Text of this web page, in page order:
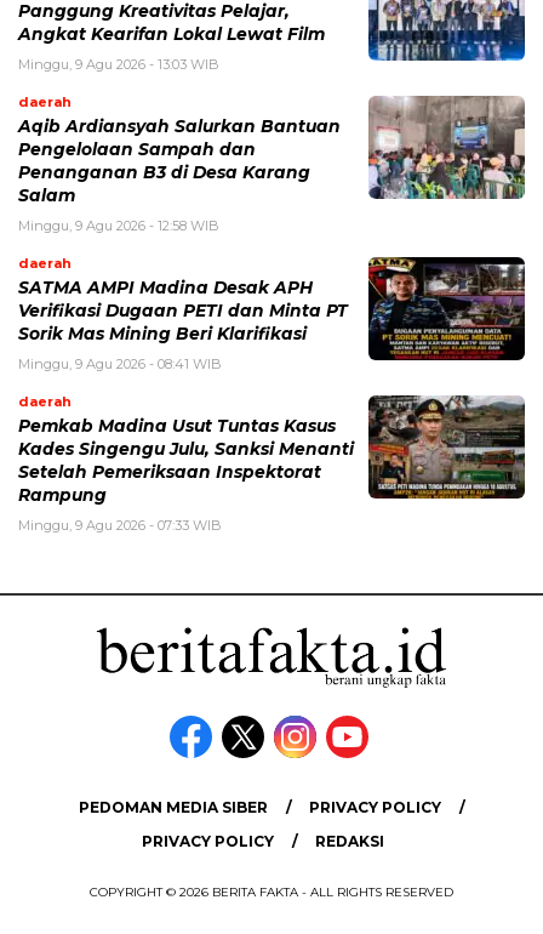
Panggung Kreativitas Pelajar,
Angkat Kearifan Lokal Lewat Film
Minggu, 9 Agu 2026 - 13:03 WIB
daerah
Aqib Ardiansyah Salurkan Bantuan
Pengelolaan Sampah dan
Penanganan B3 di Desa Karang
Salam
Minggu, 9 Agu 2026 - 12:58 WIB
daerah
SATMA AMPI Madina Desak APH
Verifikasi Dugaan PETI dan Minta PT
Sorik Mas Mining Beri Klarifikasi
Minggu, 9 Agu 2026 - 08:41 WIB
daerah
Pemkab Madina Usut Tuntas Kasus
Kades Singengu Julu, Sanksi Menanti
Setelah Pemeriksaan Inspektorat
Rampung
Minggu, 9 Agu 2026 - 07:33 WIB
PEDOMAN MEDIA SIBER
PRIVACY POLICY
PRIVACY POLICY
REDAKSI
COPYRIGHT © 2026 BERITA FAKTA - ALL RIGHTS RESERVED